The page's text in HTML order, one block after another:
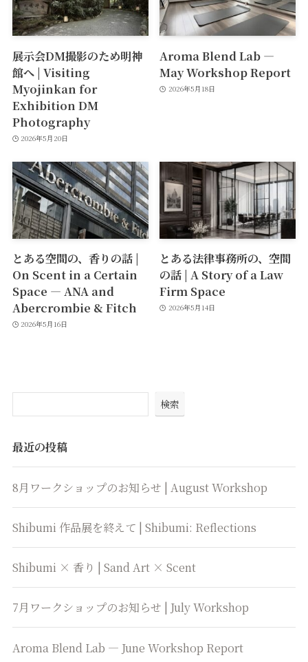
展示会DM撮影のため明神
館へ | Visiting
Myojinkan for
Exhibition DM
Photography
2026年5月20日
Aroma Blend Lab —
May Workshop Report
2026年5月18日
とある空間の、香りの話 |
On Scent in a Certain
Space — ANA and
Abercrombie & Fitch
2026年5月16日
とある法律事務所の、空間
の話 | A Story of a Law
Firm Space
2026年5月14日
検索
最近の投稿
8月ワークショップのお知らせ | August Workshop
Shibumi 作品展を終えて | Shibumi: Reflections
Shibumi × 香り | Sand Art × Scent
7月ワークショップのお知らせ | July Workshop
Aroma Blend Lab — June Workshop Report